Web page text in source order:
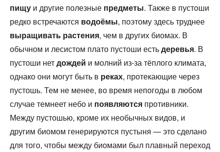
пищу и другие полезные предметы. Также в пустоши
редко встречаются водоёмы, поэтому здесь труднее
выращивать растения, чем в других биомах. В
обычном и лесистом плато пустоши естьдеревья. В
пустоши нетдождей и молний из-за тёплого климата,
однако они могут быть в реках, протекающие через
пустошь. Тем не менее, во время непогоды в любом
случае темнеет небо и появляются противники.
Между пустошью, кроме их необычных видов, и
другим биомом генерируются пустыня — это сделано
для того, чтобы между биомами был плавный переход